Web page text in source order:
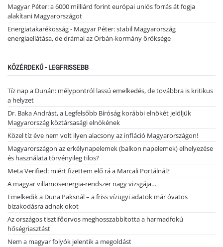
Magyar Péter: a 6000 milliárd forint európai uniós forrás át fogja
alakítani Magyarországot
Energiatakarékosság - Magyar Péter: stabil Magyarország
energiaellátása, de drámai az Orbán-kormány öröksége
KÖZÉRDEKŰ - LEGFRISSEBB
Tíz nap a Dunán: mélypontról lassú emelkedés, de továbbra is kritikus
a helyzet
Dr. Baka Andrást, a Legfelsőbb Bíróság korábbi elnökét jelöljük
Magyarország köztársasági elnökének
Közel tíz éve nem volt ilyen alacsony az infláció Magyarországon!
Magyarországon az erkélynapelemek (balkon napelemek) elhelyezése
és használata törvényileg tilos?
Meta Verified: miért fizettem elő rá a Marcali Portálnál?
A magyar villamosenergia-rendszer nagy vizsgája…
Emelkedik a Duna Paksnál – a friss vízügyi adatok már óvatos
bizakodásra adnak okot
Az országos tisztifőorvos meghosszabbította a harmadfokú
hőségriasztást
Nem a magyar folyók jelentik a megoldást